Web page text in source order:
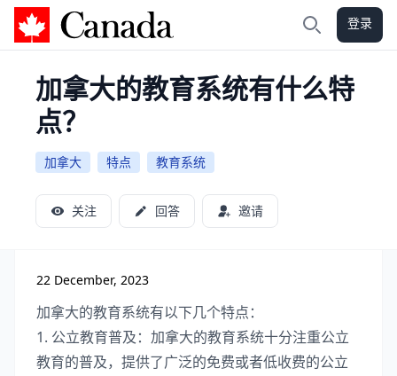
加拿大攻略 登录
加拿大的教育系统有什么特
点？
加拿大 特点 教育系统
关注 回答 邀请
22 December, 2023
加拿大的教育系统有以下几个特点：
1. 公立教育普及：加拿大的教育系统十分注重公立
教育的普及，提供了广泛的免费或者低收费的公立